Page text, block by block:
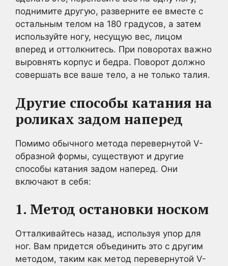
поднимите другую, разверните ее вместе с
остальным телом на 180 градусов, а затем
используйте ногу, несущую вес, лицом
вперед и оттолкнитесь. При поворотах важно
выровнять корпус и бедра. Поворот должно
совершать все ваше тело, а не только талия.
Другие способы катания на
роликах задом наперед
Помимо обычного метода перевернутой V-
образной формы, существуют и другие
способы катания задом наперед. Они
включают в себя:
1. Метод остановки носком
Отталкивайтесь назад, используя упор для
ног. Вам придется объединить это с другим
методом, таким как метод перевернутой V-